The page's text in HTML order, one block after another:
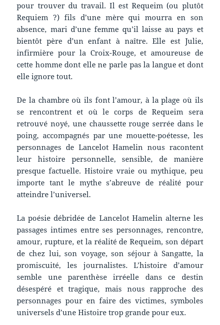
pour trouver du travail. Il est Requeim (ou plutôt
Requiem ?) fils d’une mère qui mourra en son
absence, mari d’une femme qu’il laisse au pays et
bientôt père d’un enfant à naître. Elle est Julie,
infirmière pour la Croix-Rouge, et amoureuse de
cette homme dont elle ne parle pas la langue et dont
elle ignore tout.
De la chambre où ils font l’amour, à la plage où ils
se rencontrent et où le corps de Requeim sera
retrouvé noyé, une chaussette rouge serrée dans le
poing, accompagnés par une mouette-poétesse, les
personnages de Lancelot Hamelin nous racontent
leur histoire personnelle, sensible, de manière
presque factuelle. Histoire vraie ou mythique, peu
importe tant le mythe s’abreuve de réalité pour
atteindre l’universel.
La poésie débridée de Lancelot Hamelin alterne les
passages intimes entre ses personnages, rencontre,
amour, rupture, et la réalité de Requeim, son départ
de chez lui, son voyage, son séjour à Sangatte, la
promiscuité, les journalistes. L’histoire d’amour
semble une parenthèse irréelle dans ce destin
désespéré et tragique, mais nous rapproche des
personnages pour en faire des victimes, symboles
universels d’une Histoire trop grande pour eux.